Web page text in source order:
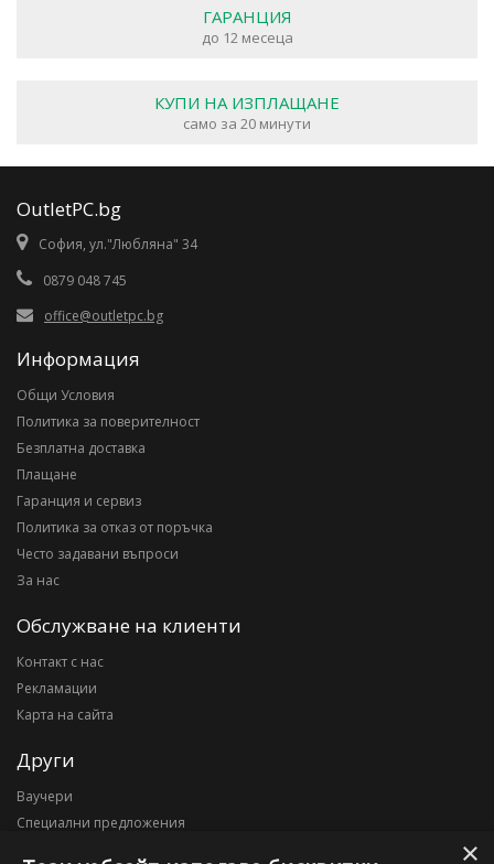
ГАРАНЦИЯ
до 12 месеца
КУПИ НА ИЗПЛАЩАНЕ
само за 20 минути
OutletPC.bg
София, ул."Любляна" 34
0879 048 745
office@outletpc.bg
Информация
Общи Условия
Политика за поверителност
Безплатна доставка
Плащане
Гаранция и сервиз
Политика за отказ от поръчка
Често задавани въпроси
За нас
Обслужване на клиенти
Контакт с нас
Рекламации
Карта на сайта
Други
Ваучери
Специални предложения
×